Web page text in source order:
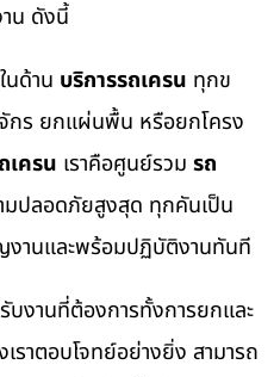
น ดังนี้
นด้าน บริการรถเครน ทุกข
กร ยกแผ่นพื้น หรือยกโครง
เครน เราคือศูนย์รวม รถ
มปลอดภัยสูงสุด ทุกคันเป็น
งานและพร้อมปฏิบัติงานทันที
บงานที่ต้องการทั้งการยกและ
ราตอบโจทย์อย่างยิ่ง สามารถ